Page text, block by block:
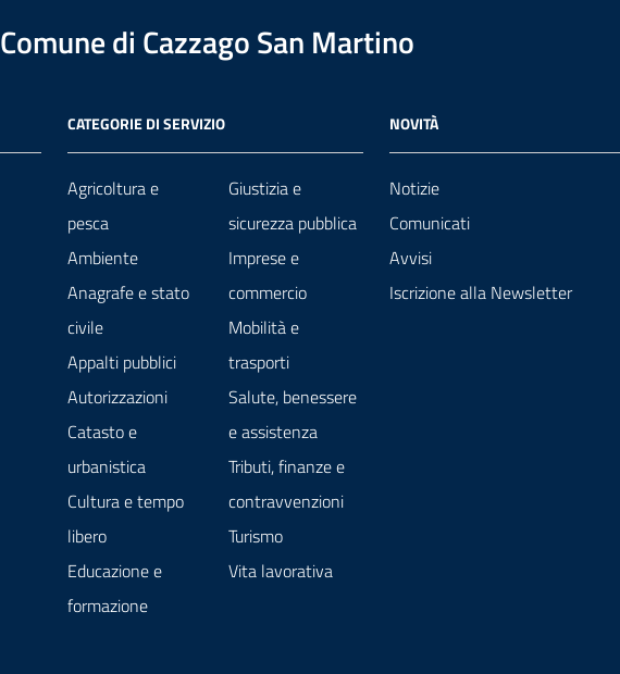
Comune di Cazzago San Martino
CATEGORIE DI SERVIZIO
Agricoltura e
pesca
Ambiente
Anagrafe e stato
civile
Appalti pubblici
Autorizzazioni
Catasto e
urbanistica
Cultura e tempo
libero
Educazione e
formazione
Giustizia e
sicurezza pubblica
Imprese e
commercio
Mobilità e
trasporti
Salute, benessere
e assistenza
Tributi, finanze e
contravvenzioni
Turismo
Vita lavorativa
NOVITÀ
Notizie
Comunicati
Avvisi
Iscrizione alla Newsletter